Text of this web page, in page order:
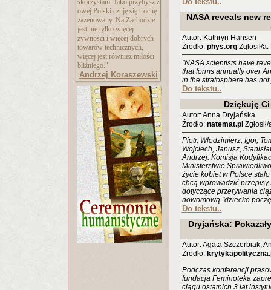
skorzystam. Jako przybysz z
owej Polski czuję się trochę
zażenowany. Na Zachodzie
jest nie tylko więcej
żywności i więcej dobrych
towarów technicznych,
więcej jest również miłości
bliźniego."
Andrzej Koraszewski
NASA reveals new
Autor: Kathryn Hansen
Źrodło: phys.orgZgłosił/a:
"NASA scientists have
that forms annually over
in the stratosphere has
Do tekstu..
Dziękuję
Autor: Anna Dryjańska
Źrodło: natemat.pl
Piotr, Włodzimierz, Igor,
Wojciech, Janusz,
Andrzej. Komisja
Ministerstwie
życie kobiet w Polsce
chcą wprowadzić
dotyczące przerywania
nowomową "dziecko
Do tekstu..
Dryjańska:
Autor: Agata Szczerbiak,
Źrodło:
Podczas konferencji
fundacja Feminoteka
ciągu ostatnich 3 lat